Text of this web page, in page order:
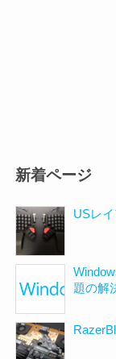
新着ページ
USレ
題の解